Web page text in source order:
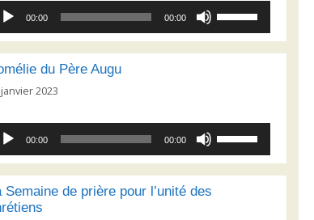
00:00 00:00
flèches
diminuer
du Père Augu
2023
00:00 00:00
flèches
Semaine de prière pour l’unité des